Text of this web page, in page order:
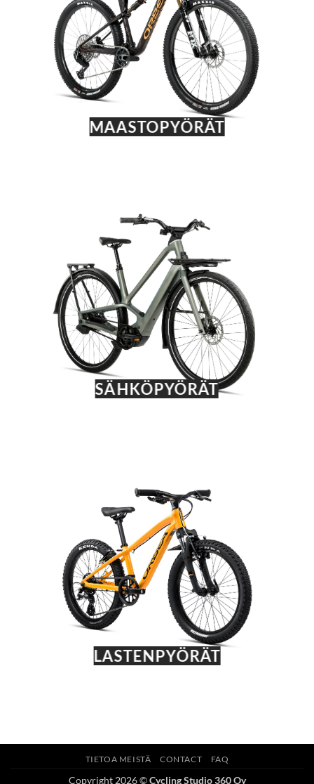
MAASTOPYÖRÄT
SÄHKÖPYÖRÄT
LASTENPYÖRÄT
TIETOA MEISTÄ CONTACT FAQ
Copyright 2026 ©Cycling Studio 360 Oy